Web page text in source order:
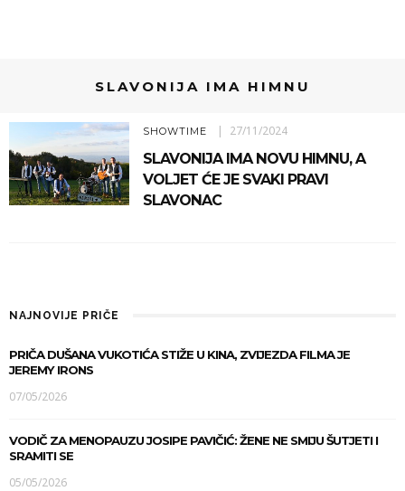
SLAVONIJA IMA HIMNU
SHOWTIME 27/11/2024
SLAVONIJA IMA NOVU HIMNU, A
VOLJET ĆE JE SVAKI PRAVI
SLAVONAC
NAJNOVIJE PRIČE
PRIČA DUŠANA VUKOTIĆA STIŽE U KINA, ZVIJEZDA FILMA JE
JEREMY IRONS
07/05/2026
VODIČ ZA MENOPAUZU JOSIPE PAVIČIĆ: ŽENE NE SMIJU ŠUTJETI I
SRAMITI SE
05/05/2026